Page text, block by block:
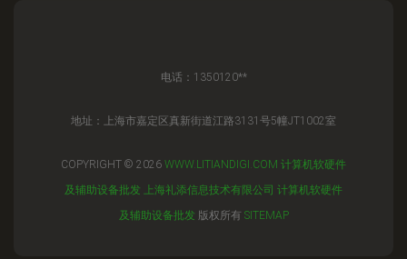
电话：1350120**
地址：上海市嘉定区真新街道江路3131号5幢JT1002室
COPYRIGHT © 2026 WWW.LITIANDIGI.COM 计算机软硬件
及辅助设备批发
上海礼添信息技术有限公司 计算机软硬件
及辅助设备批发版权所有 SITEMAP